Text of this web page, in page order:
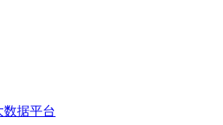
数据平台